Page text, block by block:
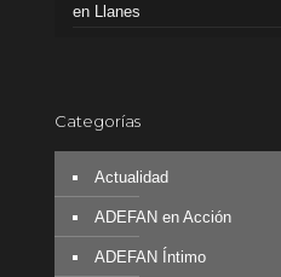
en Llanes
Categorías
Actualidad
ADEFAN en Acción
ADEFAN Íntimo